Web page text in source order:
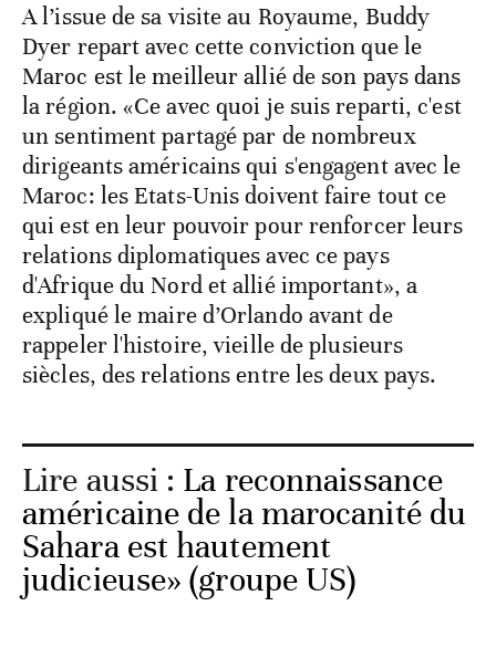
A l’issue de sa visite au Royaume, Buddy
Dyer repart avec cette conviction que le
Maroc est le meilleur allié de son pays dans
la région. «Ce avec quoi je suis reparti, c'est
un sentiment partagé par de nombreux
dirigeants américains qui s'engagent avec le
Maroc: les Etats-Unis doivent faire tout ce
qui est en leur pouvoir pour renforcer leurs
relations diplomatiques avec ce pays
d'Afrique du Nord et allié important», a
expliqué le maire d’Orlando avant de
rappeler l'histoire, vieille de plusieurs
siècles, des relations entre les deux pays.
Lire aussi : La reconnaissance
américaine de la marocanité du
Sahara est hautement
judicieuse» (groupe US)